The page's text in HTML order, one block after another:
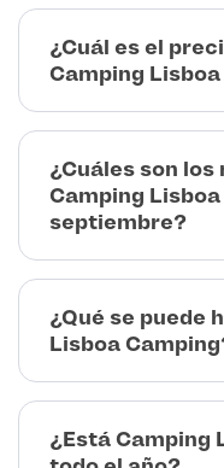
¿Cuál es el
Camping
¿Cuáles son
Camping
septiembre?
¿Qué se puede
Lisboa
¿Está Camping